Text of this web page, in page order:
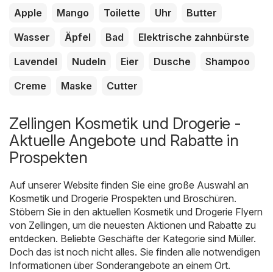
Apple Mango Toilette Uhr
Butter
Wasser
Äpfel Bad
Elektrische zahnbürste
Lavendel
Nudeln Eier Dusche
Shampoo
Creme
Maske Cutter
Zellingen Kosmetik und Drogerie -
Aktuelle Angebote und Rabatte in
Prospekten
Auf unserer Website finden Sie eine große Auswahl an
Kosmetik und Drogerie Prospekten und Broschüren.
Stöbern Sie in den aktuellen Kosmetik und Drogerie Flyern
von Zellingen, um die neuesten Aktionen und Rabatte zu
entdecken. Beliebte Geschäfte der Kategorie sind Müller.
Doch das ist noch nicht alles. Sie finden alle notwendigen
Informationen über Sonderangebote an einem Ort.